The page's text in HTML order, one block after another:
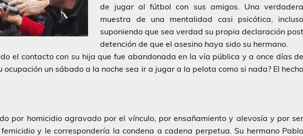
de jugar al fútbol con sus amigos. Una verdadera
muestra de una mentalidad casi psicótica, incluso
suponiendo que sea verdad su propia declaración post
detención de que el asesino haya sido su hermano.
el contacto con su hija que fue abandonada en la vía pública y a once días de
ocupación un sábado a la noche sea ir a jugar a la pelota como si nada? El hecho
por homicidio agravado por el vínculo, por ensañamiento y alevosía y por ser
y le correspondería la condena a cadena perpetua. Su hermano Pablo